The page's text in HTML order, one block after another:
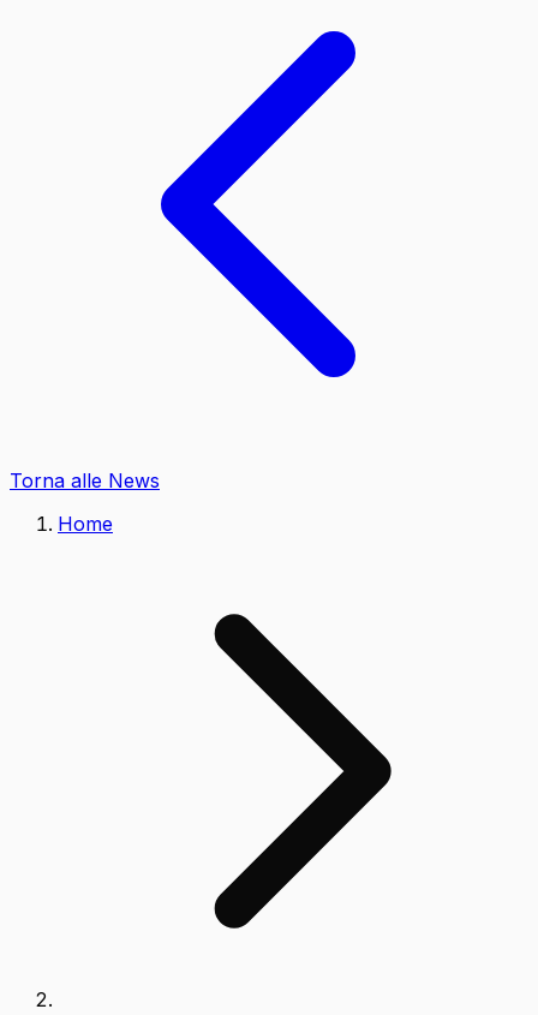
Torna alle News
Home